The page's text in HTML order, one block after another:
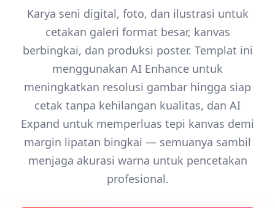
Karya seni digital, foto, dan ilustrasi untuk
cetakan galeri format besar, kanvas
berbingkai, dan produksi poster. Templat ini
menggunakan AI Enhance untuk
meningkatkan resolusi gambar hingga siap
cetak tanpa kehilangan kualitas, dan AI
Expand untuk memperluas tepi kanvas demi
margin lipatan bingkai — semuanya sambil
menjaga akurasi warna untuk pencetakan
profesional.